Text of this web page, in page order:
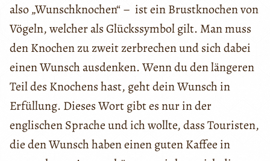
also „Wunschknochen“ – ist ein Brustknochen von
Vögeln, welcher als Glückssymbol gilt. Man muss
den Knochen zu zweit zerbrechen und sich dabei
einen Wunsch ausdenken. Wenn du den längeren
Teil des Knochens hast, geht dein Wunsch in
Erfüllung. Dieses Wort gibt es nur in der
englischen Sprache und ich wollte, dass Touristen,
die den Wunsch haben einen guten Kaffee in